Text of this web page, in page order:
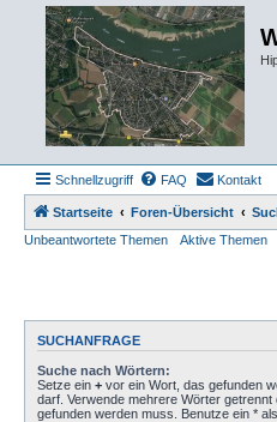
Schnellzugriff FAQ Kontakt
Startseite Foren-Übersicht
Unbeantwortete Themen
Aktive Themen
SUCHANFRAGE
Suche nach Wörtern:
Setze ein + vor ein Wort, das gefunden
darf. Verwende mehrere Wörter getrennt
gefunden werden muss. Benutze ein *